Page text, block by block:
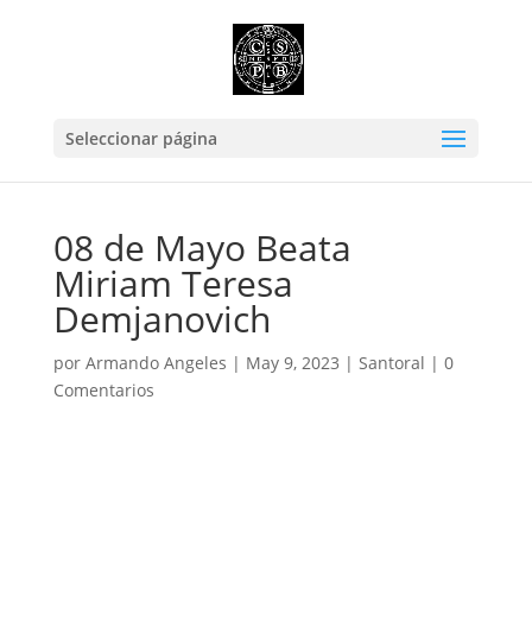
Seleccionar página
08 de Mayo Beata
Miriam Teresa
Demjanovich
por Armando Angeles | May 9, 2023 | Santoral | 0
Comentarios